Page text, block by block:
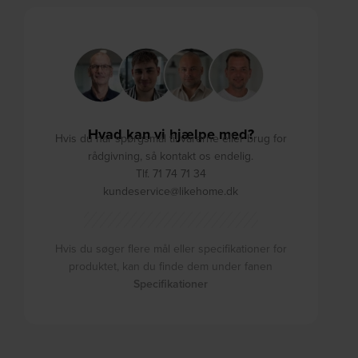
Hvad kan vi hjælpe med?
Hvis du har spørgsmål til varerne eller brug for
rådgivning, så kontakt os endelig.
Tlf. 71 74 71 34
kundeservice@likehome.dk
Hvis du søger flere mål eller specifikationer for
produktet, kan du finde dem under fanen
Specifikationer